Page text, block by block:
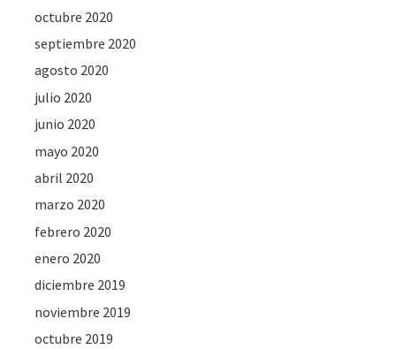
octubre 2020
septiembre 2020
agosto 2020
julio 2020
junio 2020
mayo 2020
abril 2020
marzo 2020
febrero 2020
enero 2020
diciembre 2019
noviembre 2019
octubre 2019